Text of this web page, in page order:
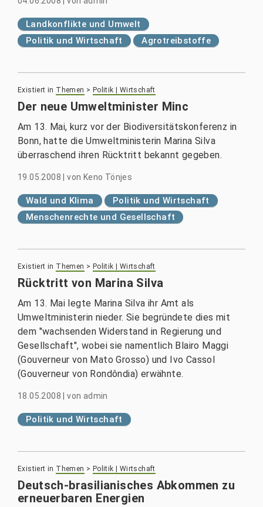
Landkonflikte und Umwelt
Politik und Wirtschaft
Agrotreibstoffe
Existiert in Themen > Politik | Wirtschaft
Der neue Umweltminister Minc
Am 13. Mai, kurz vor der Biodiversitätskonferenz in
Bonn, hatte die Umweltministerin Marina Silva
überraschend ihren Rücktritt bekannt gegeben.
19.05.2008 |von Keno Tönjes
Wald und Klima
Politik und Wirtschaft
Menschenrechte und Gesellschaft
Existiert in Themen > Politik | Wirtschaft
Rücktritt von Marina Silva
Am 13. Mai legte Marina Silva ihr Amt als
Umweltministerin nieder. Sie begründete dies mit
dem "wachsenden Widerstand in Regierung und
Gesellschaft", wobei sie namentlich Blairo Maggi
(Gouverneur von Mato Grosso) und Ivo Cassol
(Gouverneur von Rondôndia) erwähnte.
18.05.2008 |von admin
Politik und Wirtschaft
Existiert in Themen > Politik | Wirtschaft
Deutsch-brasilianisches Abkommen zu
erneuerbaren Energien